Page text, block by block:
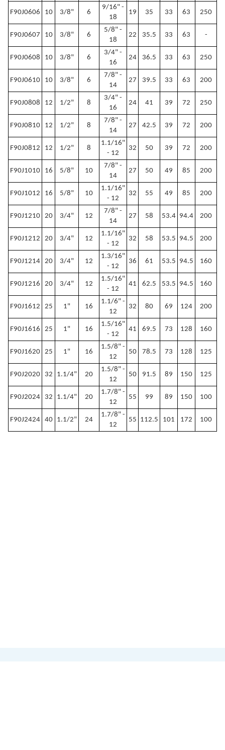
F90J0606 10 3/8" 6
9/16" -
18
19 35 33 63 250
F90J0607 10 3/8" 6
5/8" -
18
22 35.5 33 63 -
F90J0608 10 3/8" 6
3/4" -
16
24 36.5 33 63 250
F90J0610 10 3/8" 6
7/8" -
14
27 39.5 33 63 200
F90J0808 12 1/2" 8
3/4" -
16
24 41 39 72 250
F90J0810 12 1/2" 8
7/8" -
14
27 42.5 39 72 200
F90J0812 12 1/2" 8
1.1/16"
- 12
32 50 39 72 200
F90J1010 16 5/8" 10
7/8" -
14
27 50 49 85 200
F90J1012 16 5/8" 10
1.1/16"
- 12
32 55 49 85 200
F90J1210 20 3/4" 12
7/8" -
14
27 58 53.4 94.4 200
F90J1212 20 3/4" 12
1.1/16"
- 12
32 58 53.5 94.5 200
F90J1214 20 3/4" 12
1.3/16"
- 12
36 61 53.5 94.5 160
F90J1216 20 3/4" 12
1.5/16"
- 12
41 62.5 53.5 94.5 160
F90J1612 25 1" 16
1.1/6" -
12
32 80 69 124 200
F90J1616 25 1" 16
1.5/16"
- 12
41 69.5 73 128 160
F90J1620 25 1" 16
1.5/8" -
12
50 78.5 73 128 125
F90J2020 32 1.1/4" 20
1.5/8" -
12
50 91.5 89 150 125
F90J2024 32 1.1/4" 20
1.7/8" -
12
55 99 89 150 100
F90J2424 40 1.1/2" 24
1.7/8" -
12
55 112.5 101 172 100